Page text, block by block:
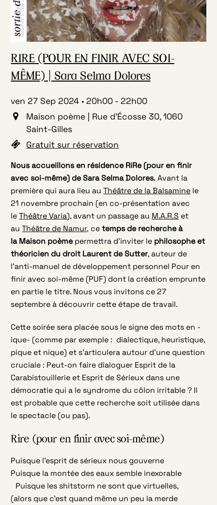
RIRE (POUR EN FINIR AVEC SOI-
MÊME) | Sara Selma Dolores
ven 27 Sep 2024 20h00 - 22h00
Maison poème | Rue d'Écosse 30, 1060
Saint-Gilles
Gratuit sur réservation
Nous accueillons en résidence RiRe (pour en finir
avec soi-même) de Sara Selma Dolores. Avant la
première qui aura lieu auThéâtre de la Balsamine le
21 novembre prochain (en co-présentation avec
leThéâtre Varia),avant un passage au M.A.R.S et
auThéâtre de Namur, cetemps de recherche à
la Maison poèmepermettra d’inviter le philosophe et
théoricien du droit Laurent de Sutter, auteur de
l’anti-manuel de développement personnel Pour en
finir avec soi-même (PUF) dont la création emprunte
en partie le titre. Nous vous invitons ce 27
septembre à découvrir cette étape de travail.
Cette soirée sera placée sous le signe des mots en -
ique- (comme par exemple : dialectique, heuristique,
pique et nique) et s’articulera autour d’une question
cruciale : Peut-on faire dialoguer Esprit de la
Carabistouillerie et Esprit de Sérieux dans une
démocratie qui a le syndrome du côlon irritable ? Il
est probable que cette recherche soit utilisée dans
le spectacle (ou pas).
Rire (pour en finir avec soi-même)
Puisque l’esprit de sérieux nous gouverne
Puisque la montée des eaux semble inexorable
Puisque les shitstorm ne sont que virtuelles,
(alors que c’est quand même un peu la merde